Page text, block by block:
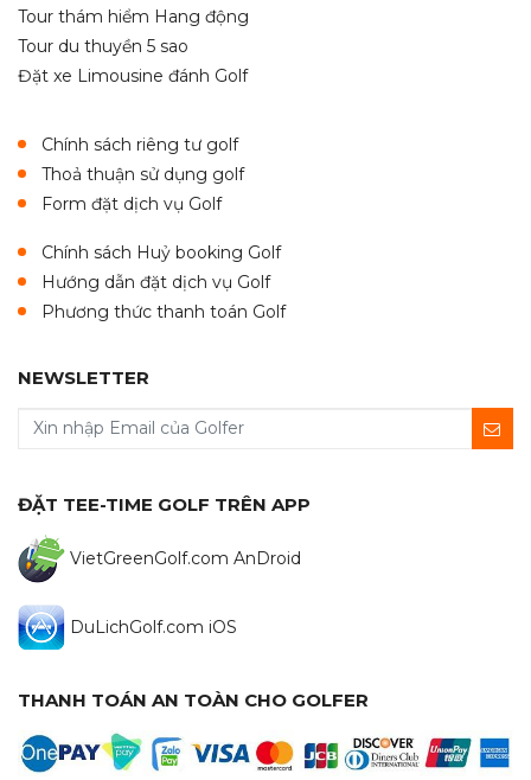
Tour thám hiểm Hang động
Tour du thuyền 5 sao
Đặt xe Limousine đánh Golf
Chính sách riêng tư golf
Thoả thuận sử dụng golf
Form đặt dịch vụ Golf
Chính sách Huỷ booking Golf
Hướng dẫn đặt dịch vụ Golf
Phương thức thanh toán Golf
NEWSLETTER
ĐẶT TEE-TIME GOLF TRÊN APP
VietGreenGolf.com AnDroid
DuLichGolf.com iOS
THANH TOÁN AN TOÀN CHO GOLFER